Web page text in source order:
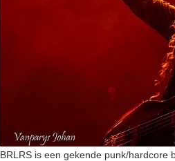
BRLRS is een gekende punk/hardcore